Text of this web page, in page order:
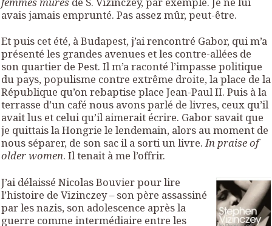
avais jamais emprunté. Pas assez mûr, peut-être.
Et puis cet été, à Budapest, j’ai rencontré Gabor, qui m’a
présenté les grandes avenues et les contre-allées de
son quartier de Pest. Il m’a raconté l’impasse politique
du pays, populisme contre extrême droite, la place de la
République qu’on rebaptise place Jean-Paul II. Puis à la
terrasse d’un café nous avons parlé de livres, ceux qu’il
avait lus et celui qu’il aimerait écrire. Gabor savait que
je quittais la Hongrie le lendemain, alors au moment de
nous séparer, de son sac il a sorti un livre.In praise of
older women. Il tenait à me l’offrir.
J’ai délaissé Nicolas Bouvier pour lire
l’histoire de Vizinczey – son père assassiné
par les nazis, son adolescence après la
guerre comme intermédiaire entre les